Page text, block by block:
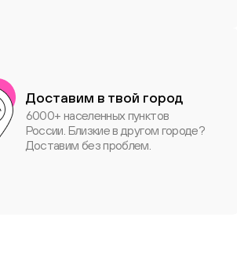
Доставим в твой город
6000+ населенных пунктов
России. Близкие в другом городе?
Доставим без проблем.